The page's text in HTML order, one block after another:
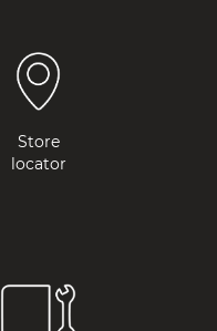
Store
locator